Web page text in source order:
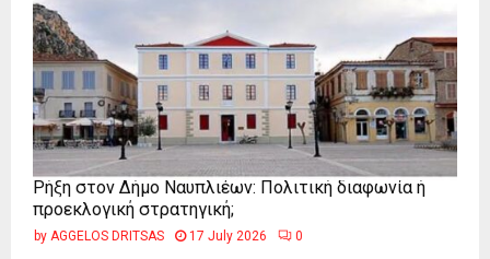
Ρήξη στον Δήμο Ναυπλιέων: Πολιτική διαφωνία ή
προεκλογική στρατηγική;
by AGGELOS DRITSAS 17 July 2026 0